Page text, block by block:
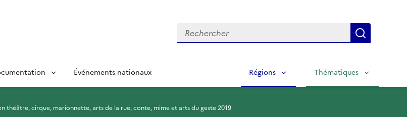
Rechercher
Événements nationaux Régions Thématiques
théâtre, cirque, marionnette, arts de la rue, conte, mime et arts du geste 2019